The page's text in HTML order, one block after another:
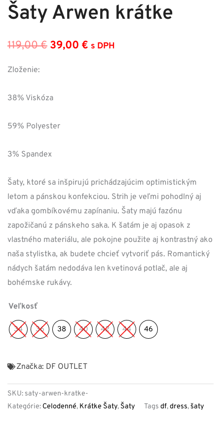
Šaty Arwen krátke
119,00€ Pôvodná
39,00 € Aktuálna
s DPH
Zloženie:
38% Viskóza
59% Polyester
3% Spandex
Šaty, ktoré sa inšpirujú prichádzajúcim optimistickým
letom a pánskou konfekciou. Strih je veľmi pohodlný aj
vďaka gombíkovému zapínaniu. Šaty majú fazónu
zapožičanú z pánskeho saka. K šatám je aj opasok z
vlastného materiálu, ale pokojne použite aj kontrastný ako
naša stylistka, ak budete chcieť vytvoriť pás. Romantický
nádych šatám nedodáva len kvetinová potlač, ale aj
bohémske rukávy.
Veľkosť
34 36 38 40 42 44 46
Značka: DF OUTLET
SKU: saty-arwen-kratke-
Kategórie: Celodenné, Krátke Šaty, Šaty Tags df,dress,šaty